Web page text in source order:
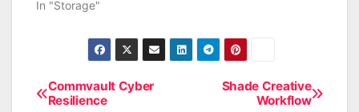
In "Storage"
BeitragsnavigationShade Creative
Workflow
Commvault Cyber
Resilience